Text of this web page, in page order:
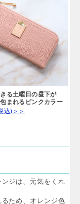
ことがおこる。最高
にピッタリなお財布
込)＞＞
る土曜日の昼下が
まれるピンクカラー